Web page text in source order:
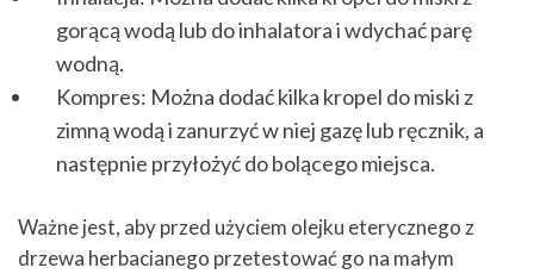
gorącą wodą lub do inhalatora i wdychać parę
wodną.
Kompres: Można dodać kilka kropel do miski z
zimną wodą i zanurzyć w niej gazę lub ręcznik, a
następnie przyłożyć do bolącego miejsca.
Ważne jest, aby przed użyciem olejku eterycznego z
drzewa herbacianego przetestować go na małym